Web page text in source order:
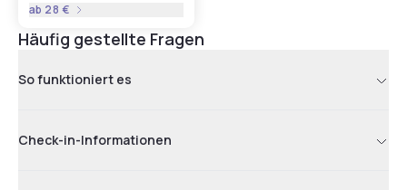
ab 28 €
Häufig gestellte Fragen
So funktioniert es
Check-in-Informationen